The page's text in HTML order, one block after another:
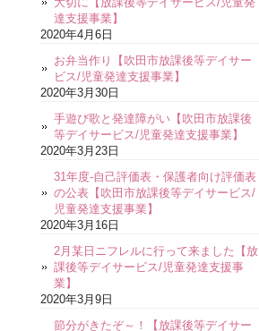
達支援事業】
2020年4月6日
お弁当作り【吹田市放課後等デイサー
ビス/児童発達支援事業】
2020年3月30日
手遊び歌と発達障がい【吹田市放課後
等デイサービス/児童発達支援事業】
2020年3月23日
31年度-自己評価表・保護者向け評価表
の公表【吹田市放課後等デイサービス/
児童発達支援事業】
2020年3月16日
2月某日ニフレルに行って来ました【放
課後等デイサービス/児童発達支援事
業】
2020年3月9日
節分がきたぞ～！【放課後等デイサー